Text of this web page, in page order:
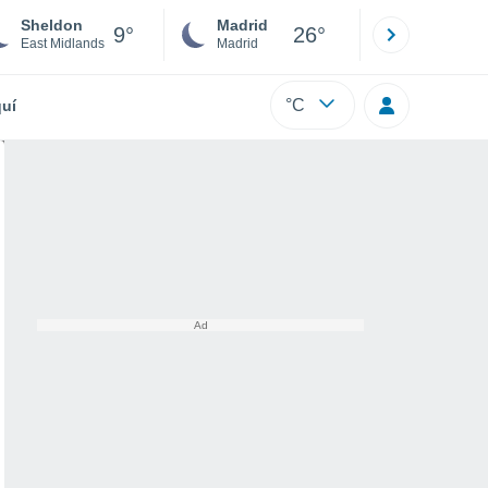
Sheldon
East Midlands 9° Madrid
Madrid 26°
°C